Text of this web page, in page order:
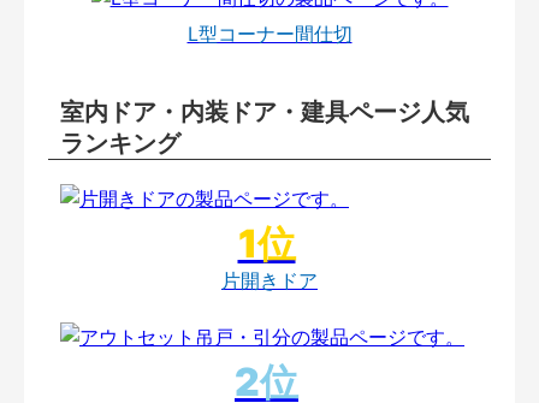
L型コーナー間仕切
室内ドア・内装ドア・建具ページ人気
ランキング
片開きドア